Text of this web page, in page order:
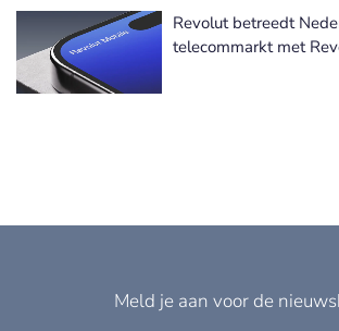
Revolut betreedt
telecommarkt met
Meld je aan voor de